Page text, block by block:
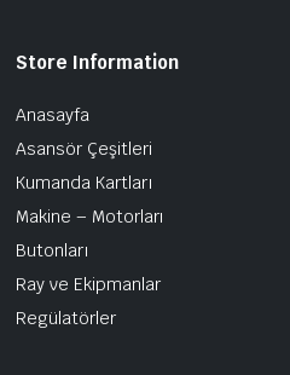
Store Information
Anasayfa
Asansör Çeşitleri
Kumanda Kartları
Makine – Motorları
Butonları
Ray ve Ekipmanlar
Regülatörler